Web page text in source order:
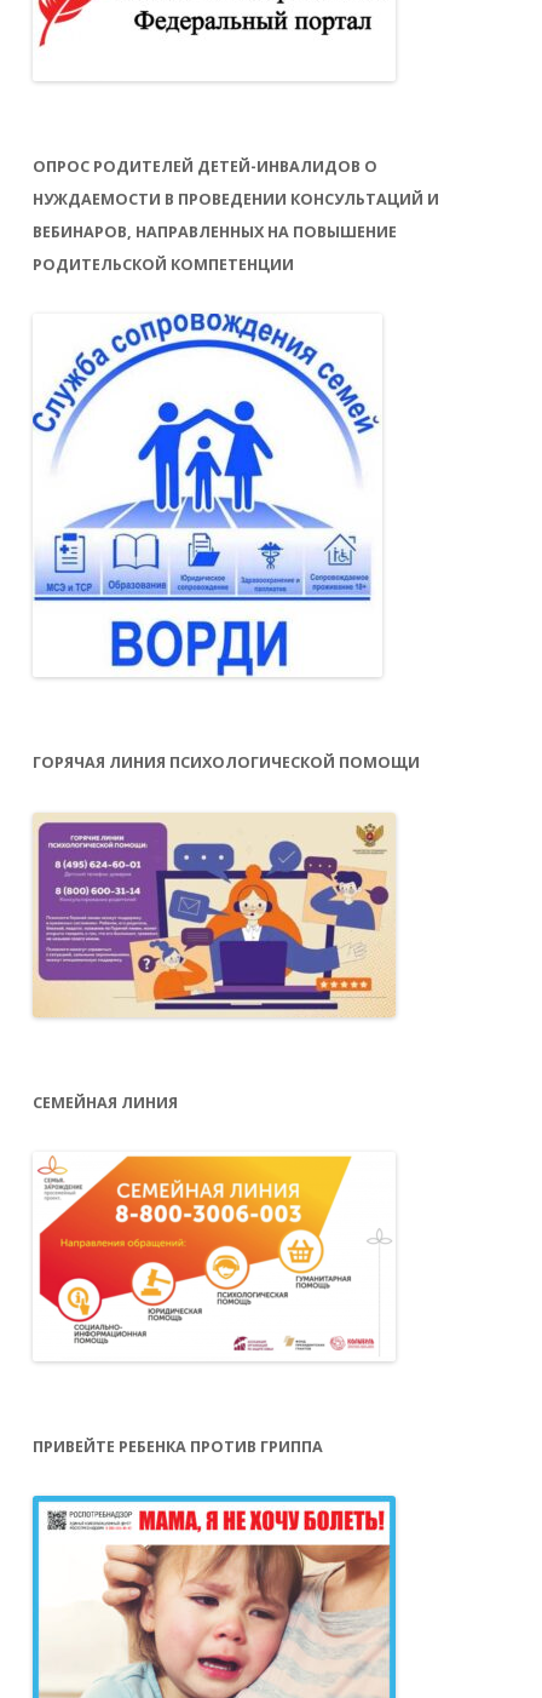
ОПРОС РОДИТЕЛЕЙ ДЕТЕЙ-ИНВАЛИДОВ О
НУЖДАЕМОСТИ В ПРОВЕДЕНИИ КОНСУЛЬТАЦИЙ И
ВЕБИНАРОВ, НАПРАВЛЕННЫХ НА ПОВЫШЕНИЕ
РОДИТЕЛЬСКОЙ КОМПЕТЕНЦИИ
ГОРЯЧАЯ ЛИНИЯ ПСИХОЛОГИЧЕСКОЙ ПОМОЩИ
СЕМЕЙНАЯ ЛИНИЯ
ПРИВЕЙТЕ РЕБЕНКА ПРОТИВ ГРИППА